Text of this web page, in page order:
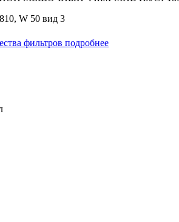
W 50 вид 3
фильтров подробнее